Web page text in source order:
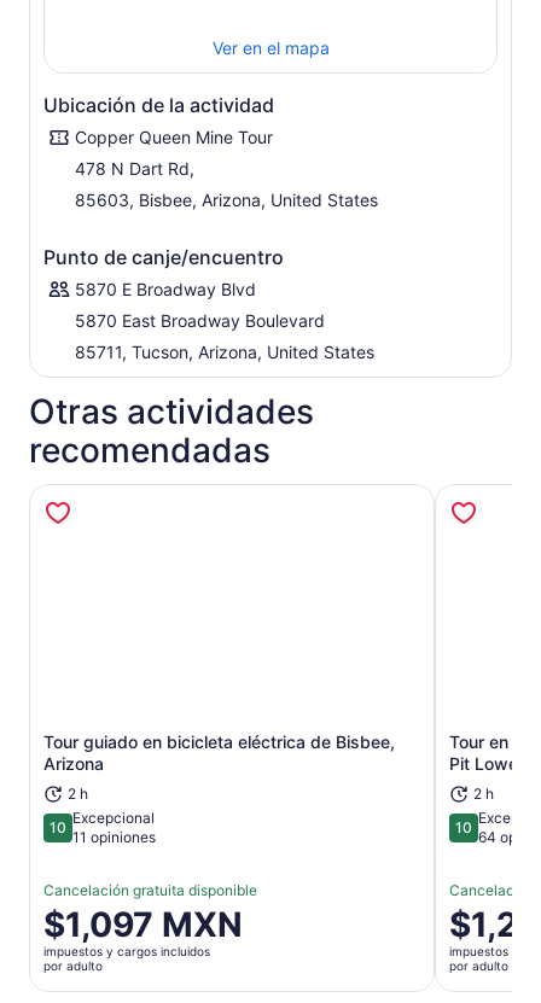
Ver en el mapa
Ubicación de la actividad
Copper Queen Mine Tour
478 N Dart Rd,
85603, Bisbee, Arizona, United States
Punto de canje/encuentro
5870 E Broadway Blvd
5870 East Broadway Boulevard
85711, Tucson, Arizona, United States
Otras actividades
recomendadas
Tour guiado en bicicleta eléctrica de Bisbee,
Arizona
2 h
1010 de 10
Excepcional
11 opiniones
Cancelación gratuita disponible
El
precio
es
de
$1,097 MXN
impuestos y cargos incluidos
por adulto
Se abrirá en una nueva pestaña
Tour en
Pit Lowell
2 h
1010 de 10
64
Cancelación
El
precio
es
de
impuestos y
por adulto